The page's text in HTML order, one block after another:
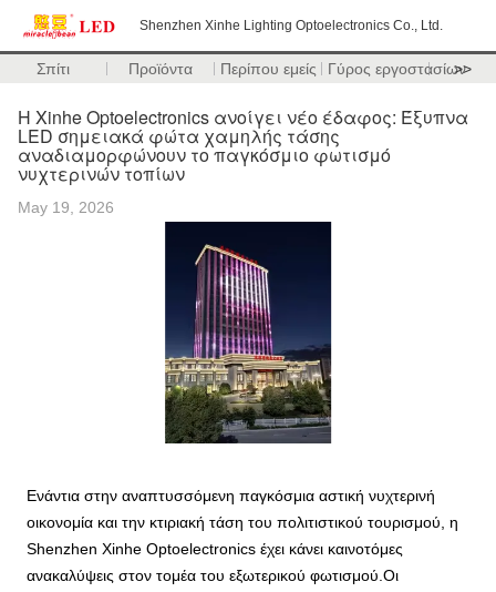
Shenzhen Xinhe Lighting Optoelectronics Co., Ltd.
Σπίτι Προϊόντα Περίπου εμείς Γύρος εργοστασίων
>>
Η Xinhe Optoelectronics ανοίγει νέο έδαφος: Έξυπνα
LED σημειακά φώτα χαμηλής τάσης
αναδιαμορφώνουν το παγκόσμιο φωτισμό
νυχτερινών τοπίων
May 19, 2026
Ενάντια στην αναπτυσσόμενη παγκόσμια αστική νυχτερινή
οικονομία και την κτιριακή τάση του πολιτιστικού τουρισμού, η
Shenzhen Xinhe Optoelectronics έχει κάνει καινοτόμες
ανακαλύψεις στον τομέα του εξωτερικού φωτισμού.Οι